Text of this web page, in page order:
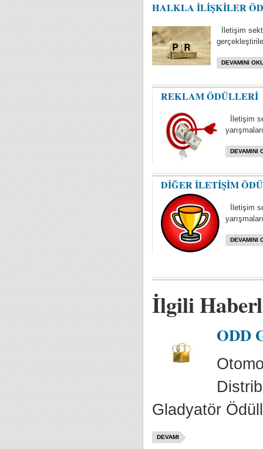
HALKLA İLİŞKİLER
İletişim
DEVAMINI
REKLAM ÖDÜLLERİ
İletişim
DEVAMINI
DİĞER İLETİŞİM
İletişim
DEVAMINI
İlgili
ODD
Gladyatör
DEVAMI